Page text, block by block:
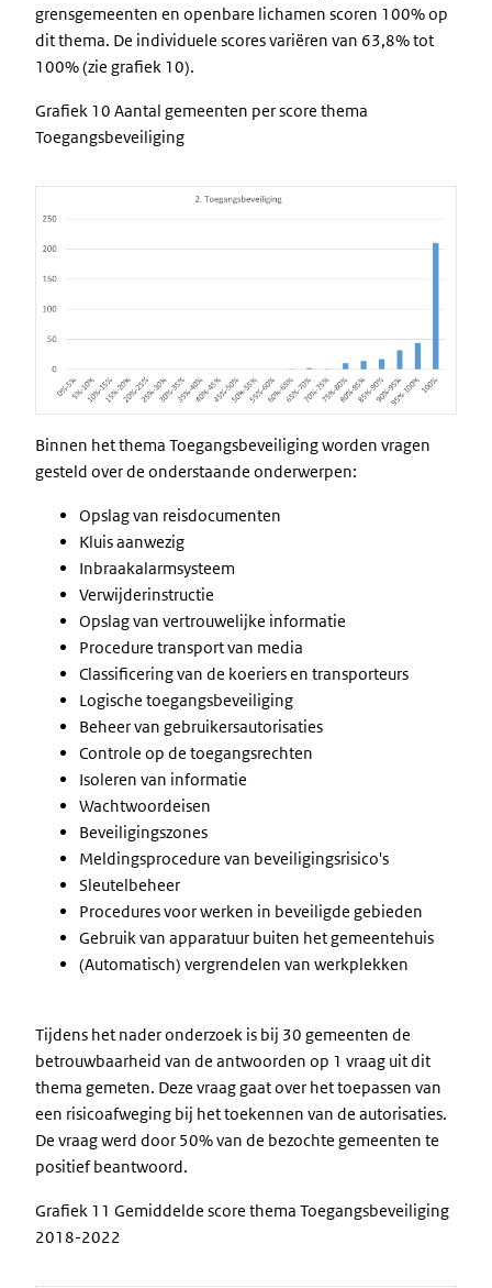
grensgemeenten en openbare lichamen scoren 100% op
dit thema. De individuele scores variëren van 63,8% tot
100% (zie grafiek 10).
Grafiek 10 Aantal gemeenten per score thema
Toegangsbeveiliging
Image
Binnen het thema Toegangsbeveiliging worden vragen
gesteld over de onderstaande onderwerpen:
Opslag van reisdocumenten
Kluis aanwezig
Inbraakalarmsysteem
Verwijderinstructie
Opslag van vertrouwelijke informatie
Procedure transport van media
Classificering van de koeriers en transporteurs
Logische toegangsbeveiliging
Beheer van gebruikersautorisaties
Controle op de toegangsrechten
Isoleren van informatie
Wachtwoordeisen
Beveiligingszones
Meldingsprocedure van beveiligingsrisico's
Sleutelbeheer
Procedures voor werken in beveiligde gebieden
Gebruik van apparatuur buiten het gemeentehuis
(Automatisch) vergrendelen van werkplekken
Tijdens het nader onderzoek is bij 30 gemeenten de
betrouwbaarheid van de antwoorden op 1 vraag uit dit
thema gemeten. Deze vraag gaat over het toepassen van
een risicoafweging bij het toekennen van de autorisaties.
De vraag werd door 50% van de bezochte gemeenten te
positief beantwoord.
Grafiek 11 Gemiddelde score thema Toegangsbeveiliging
2018-2022
Image